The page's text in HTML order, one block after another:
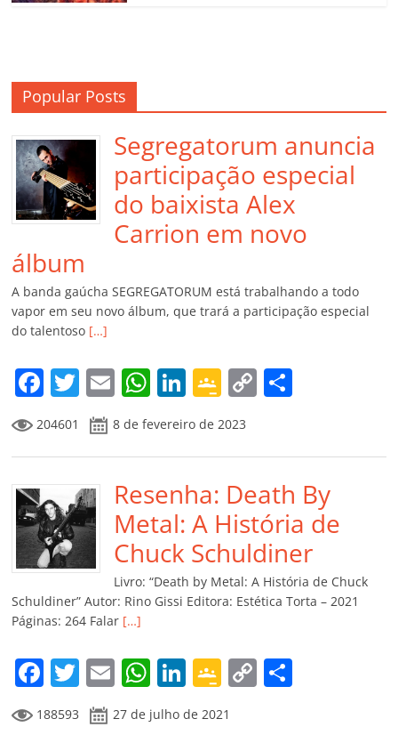
Popular Posts
Segregatorum anuncia
participação especial
do baixista Alex
Carrion em novo
álbum
A banda gaúcha SEGREGATORUM está trabalhando a todo
vapor em seu novo álbum, que trará a participação especial
do talentoso […]
F
a
c
e
b
o
o
k
T
w
itt
er
E
m
ai
l
W
at
s
A
p
p
Li
k
e
dI
n
G
o
o
gl
e
Cl
a
ss
ro
m
C
y
Li
n
k
p
ar
til
h
ar
204601 8 de fevereiro de 2023
Resenha: Death By
Metal: A História de
Chuck Schuldiner
Livro: “Death by Metal: A História de Chuck
Schuldiner” Autor: Rino Gissi Editora: Estética Torta – 2021
Páginas: 264 Falar […]
F
a
T
w
E
m
W
h
Li
n
G
o
C
188593 27 de julho de 2021